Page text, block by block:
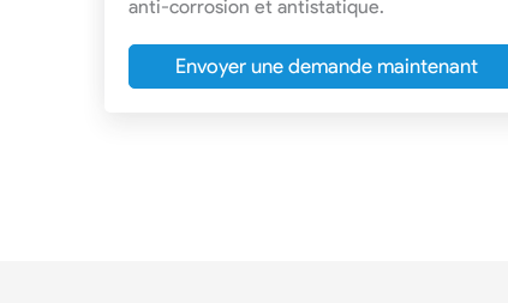
anti-corrosion et antistatique.
Envoyer une demande maintenant